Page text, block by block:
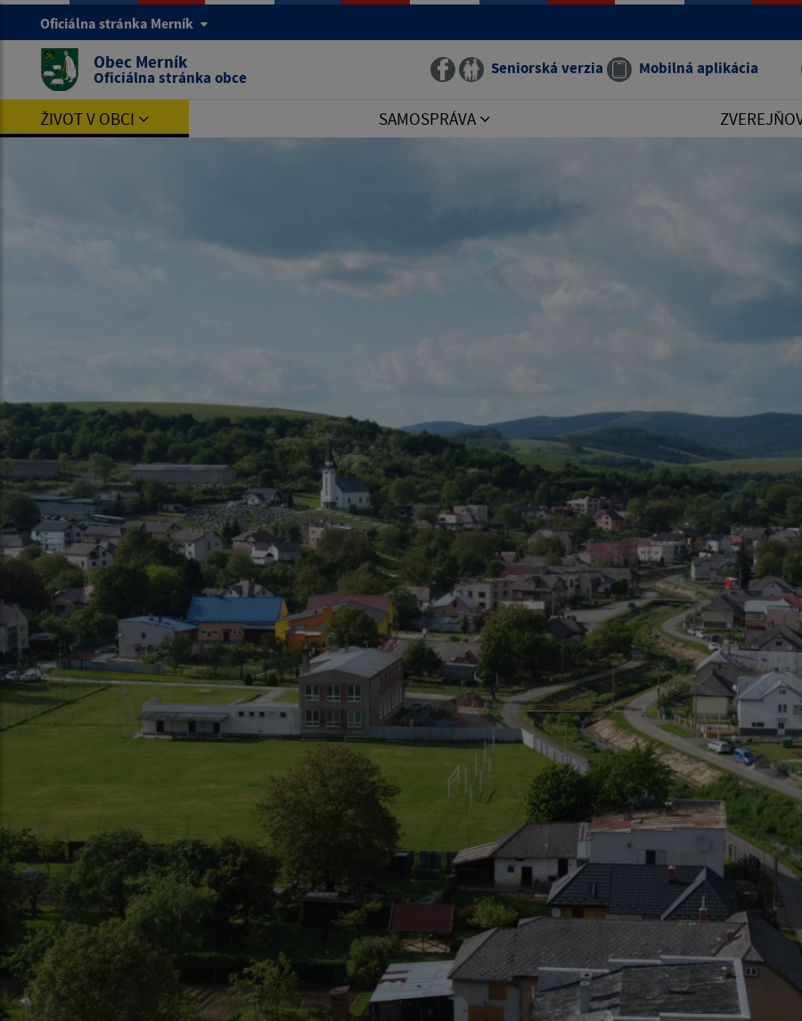
Oficiálna stránka Merník
Obec Merník
Oficiálna stránka obce Seniorská verzia Mobilná aplikácia
ŽIVOT V OBCI SAMOSPRÁVA